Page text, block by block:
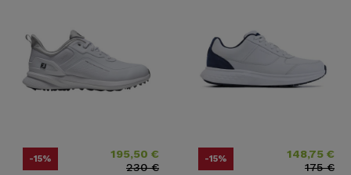
-15% Precio195,50 €
Precio base
230 €
-15% Precio148,75 €
Precio base
175 €